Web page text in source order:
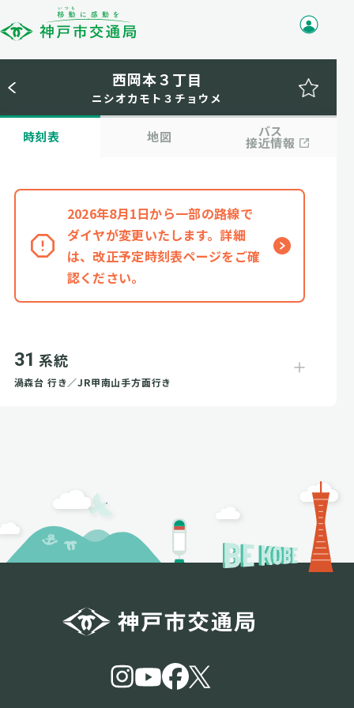
西岡本３丁目
ニシオカモト３チョウメ
時刻表 地図 バス
接近情報
2026年8月1日から一部の路線で
ダイヤが変更いたします。詳細
は、改正予定時刻表ページをご確
認ください。
31 系統
渦森台 行き／JR甲南山手方面行き